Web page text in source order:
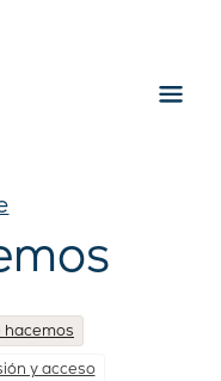
hacemos
y acceso